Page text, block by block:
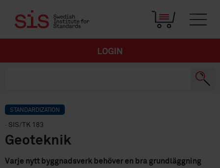
LOGIN
STANDARDIZATION
· SIS/TK 183
Geoteknik
Varje nytt byggnadsverk behöver en bra grundläggning